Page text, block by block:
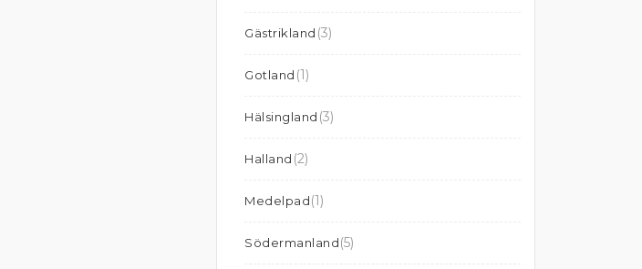
Gästrikland (3)
Gotland (1)
Hälsingland (3)
Halland (2)
Medelpad(1)
Södermanland(5)